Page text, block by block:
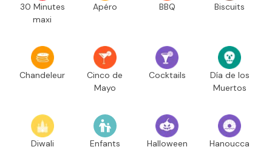
30 Minutes
maxi
Apéro BBQ Biscuits
Chandeleur
Cinco de
Mayo
Cocktails
Día de los
Muertos
Diwali Enfants Halloween Hanoucca